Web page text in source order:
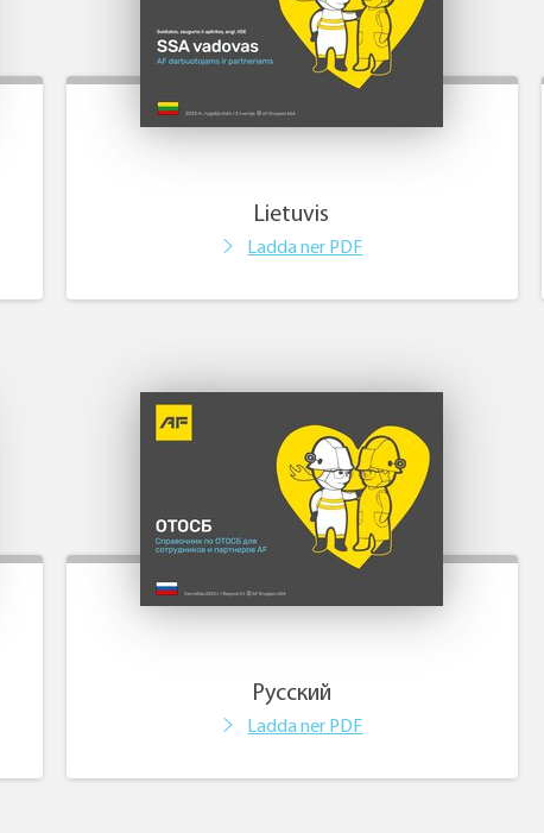
Lietuvis
Ladda ner PDF
Pусский
Ladda ner PDF